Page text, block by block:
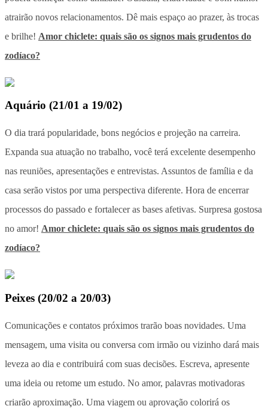
atrairão novos relacionamentos. Dê mais espaço ao prazer, às trocas
e brilhe! Amor chiclete: quais são os signos mais grudentos do
zodíaco?
Aquário (21/01 a 19/02)
O dia trará popularidade, bons negócios e projeção na carreira.
Expanda sua atuação no trabalho, você terá excelente desempenho
nas reuniões, apresentações e entrevistas. Assuntos de família e da
casa serão vistos por uma perspectiva diferente. Hora de encerrar
processos do passado e fortalecer as bases afetivas. Surpresa gostosa
no amor! Amor chiclete: quais são os signos mais grudentos do
zodíaco?
Peixes (20/02 a 20/03)
Comunicações e contatos próximos trarão boas novidades. Uma
mensagem, uma visita ou conversa com irmão ou vizinho dará mais
leveza ao dia e contribuirá com suas decisões. Escreva, apresente
uma ideia ou retome um estudo. No amor, palavras motivadoras
criarão aproximação. Uma viagem ou aprovação colorirá os